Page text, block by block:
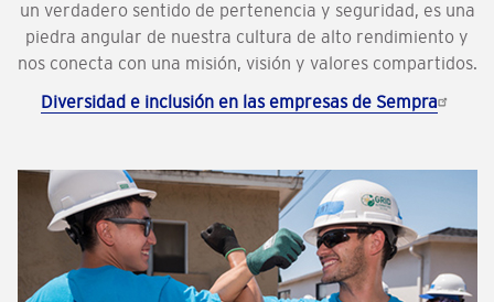
un verdadero sentido de pertenencia y seguridad, es una
piedra angular de nuestra cultura de alto rendimiento y
nos conecta con una misión, visión y valores compartidos.
Diversidad e inclusión en las empresas de Sempra